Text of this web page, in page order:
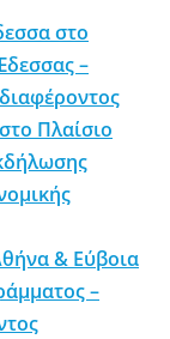
στο
–
Πλαίσιο
& Εύβοια
–